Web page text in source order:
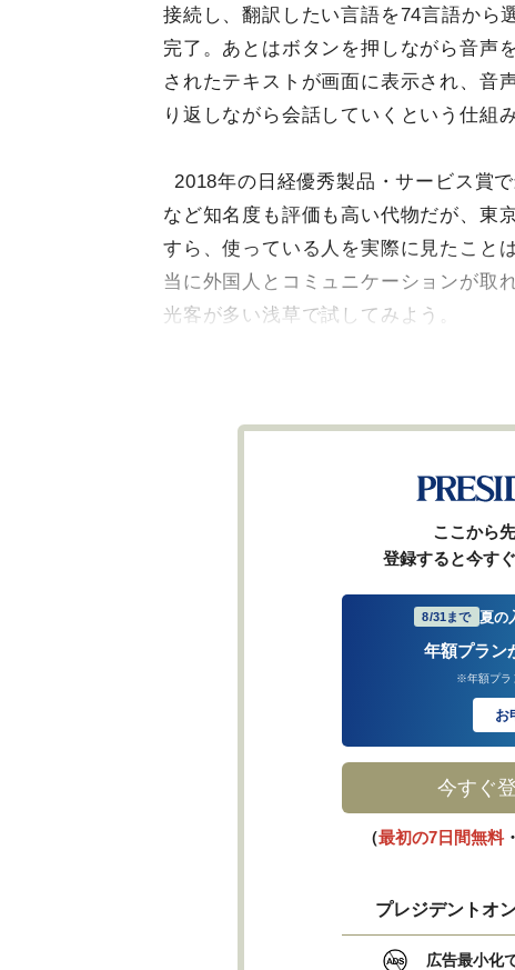
接続し、翻訳したい言語を74言語から
完了。あとはボタンを押しながら音声
されたテキストが画面に表示され、音
り返しながら会話していくという仕組み
2018年の日経優秀製品・サービス賞
など知名度も評価も高い代物だが、東
すら、使っている人を実際に見たこと
当に外国人とコミュニケーションが取
光客が多い浅草で試してみよう。
ここから
登録すると今す
8/31まで 夏の
年額プラン
※年額プラ
お
今すぐ
（最初の7日間無料
プレジデントオ
広告最小化